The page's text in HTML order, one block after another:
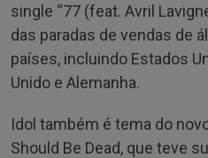
single “77 (feat. Avril
das paradas de vendas de
países, incluindo Estados
Unido e Alemanha.
Idol também é tema do
Should Be Dead, que teve